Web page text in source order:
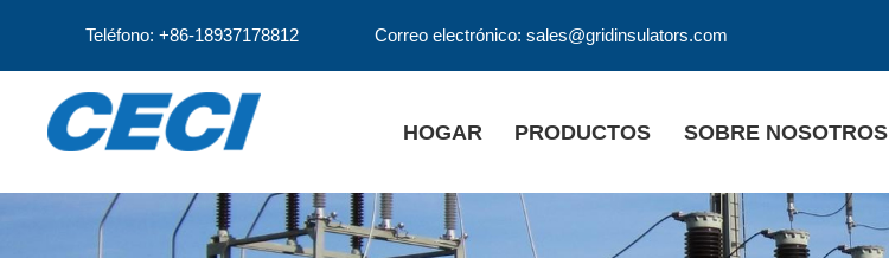
Teléfono: +86-18937178812 Correo electrónico: sales@gridinsulators.com
HOGAR PRODUCTOS SOBRE NOSOTROS